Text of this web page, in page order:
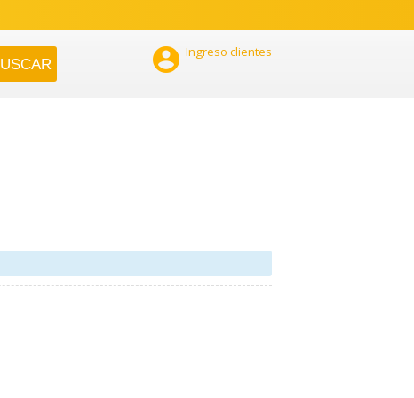
 Ingreso clientes